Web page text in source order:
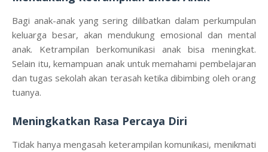
Bagi anak-anak yang sering dilibatkan dalam perkumpulan
keluarga besar, akan mendukung emosional dan mental
anak. Ketrampilan berkomunikasi anak bisa meningkat.
Selain itu, kemampuan anak untuk memahami pembelajaran
dan tugas sekolah akan terasah ketika dibimbing oleh orang
tuanya.
Meningkatkan Rasa Percaya Diri
Tidak hanya mengasah keterampilan komunikasi, menikmati